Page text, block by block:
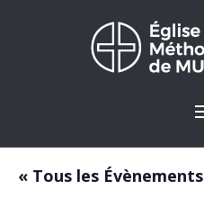
« Tous les Évènements